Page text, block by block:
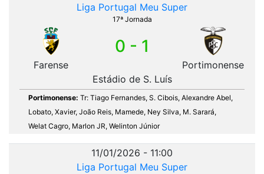
Liga Portugal Meu Super
17ª Jornada
Farense
0 - 1
Portimonense
Estádio de S. Luís
Portimonense: Tr: Tiago Fernandes, S. Cibois, Alexandre Abel,
Lobato, Xavier, João Reis, Mamede, Ney Silva, M. Sarará,
Welat Cagro, Marlon JR, Welinton Júnior
11/01/2026 - 11:00
Liga Portugal Meu Super